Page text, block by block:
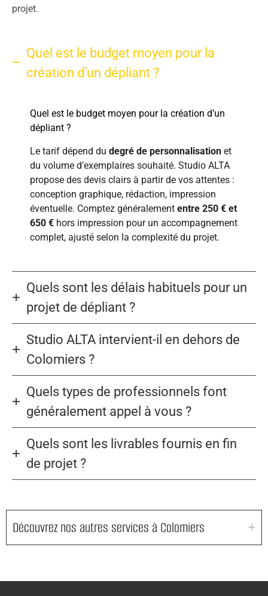
projet.
Quel est le budget moyen pour la
création d’un dépliant ?
Quel est le budget moyen pour la création d’un
dépliant ?
Le tarif dépend du degré de personnalisation et
du volume d’exemplaires souhaité. Studio ALTA
propose des devis clairs à partir de vos attentes :
conception graphique, rédaction, impression
éventuelle. Comptez généralement entre 250 € et
650 € hors impression pour un accompagnement
complet, ajusté selon la complexité du projet.
Quels sont les délais habituels pour un
projet de dépliant ?
Studio ALTA intervient-il en dehors de
Colomiers ?
Quels types de professionnels font
généralement appel à vous ?
Quels sont les livrables fournis en fin
de projet ?
Découvrez nos autres services à Colomiers